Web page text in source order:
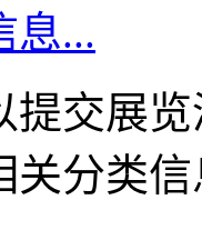
息...
提交展
关分类